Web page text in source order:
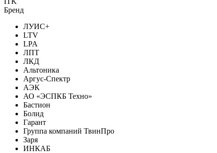
Бренд
ЛУИС+
LTV
LPA
ЛПТ
ЛКД
Альтоника
Аргус-Спектр
АЭК
АО «ЭСПКБ Техно»
Бастион
Болид
Гарант
Группа компаний ТвинПро
Заря
ИНКАБ